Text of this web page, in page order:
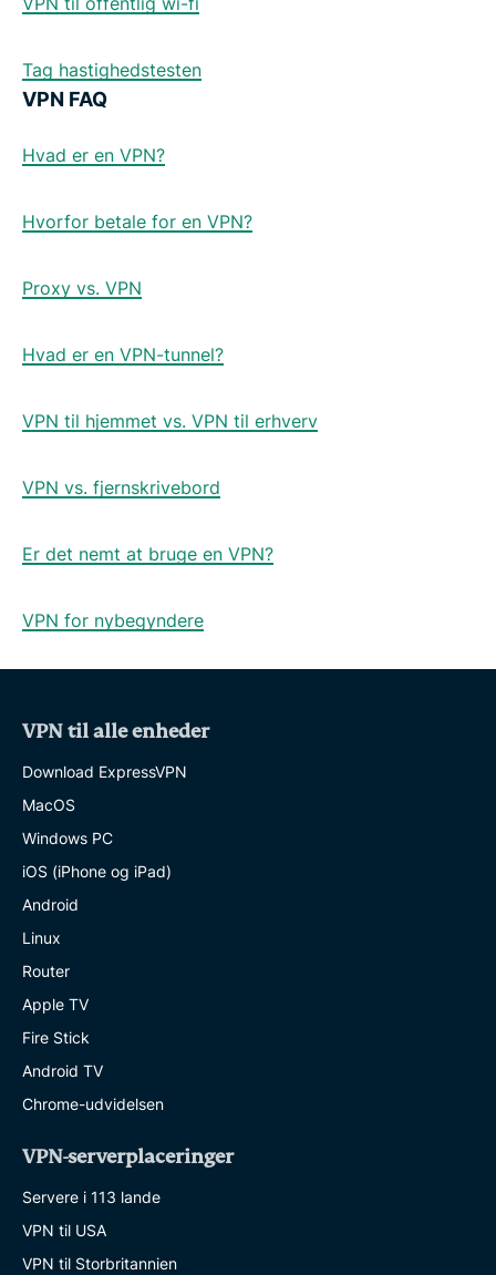
Tag hastighedstesten
VPN FAQ
Hvad er en VPN?
Hvorfor betale for en VPN?
Proxy vs. VPN
Hvad er en VPN-tunnel?
VPN til hjemmet vs. VPN til erhverv
VPN vs. fjernskrivebord
Er det nemt at bruge en VPN?
VPN for nybegyndere
VPN til alle enheder
Download ExpressVPN
MacOS
Windows PC
iOS (iPhone og iPad)
Android
Linux
Router
Apple TV
Fire Stick
Android TV
Chrome-udvidelsen
VPN-serverplaceringer
Servere i 113 lande
VPN til USA
VPN til Storbritannien